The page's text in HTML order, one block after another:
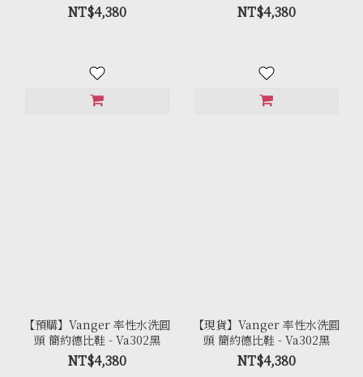
NT$4,380 NT$4,380
【預購】Vanger 率性水洗圓
頭 簡約德比鞋 - Va302黑
NT$4,380
【現貨】Vanger 率性水洗圓
頭 簡約德比鞋 - Va302黑
NT$4,380